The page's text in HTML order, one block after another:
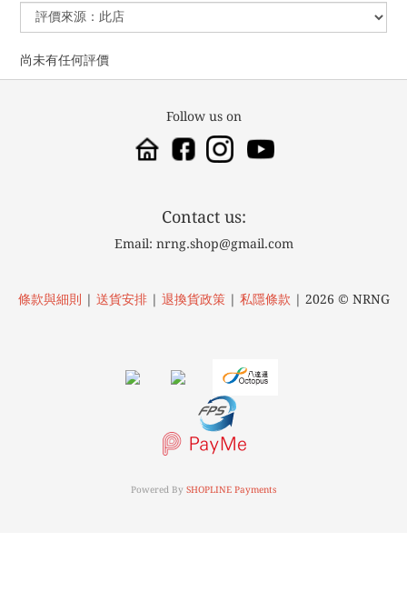
尚未有任何評價
Follow us on
Contact us:
Email: nrng.shop@gmail.com
條款與細則 | 送貨安排| 退換貨政策| 私隱條款 | 2026 © NRNG
Powered By SHOPLINE Payments